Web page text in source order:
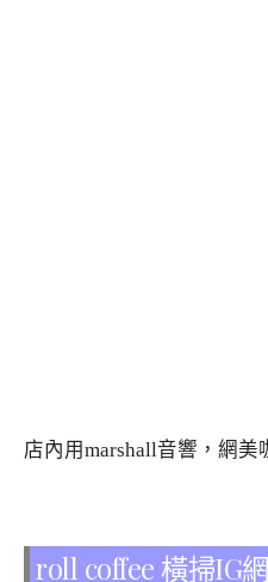
店內用marshall音響，網美
roll coffee 橫掃IG